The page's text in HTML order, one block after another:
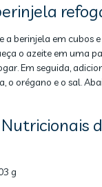
a berinjela em cubos
o azeite em uma
Em seguida,
o orégano e o sal.
g